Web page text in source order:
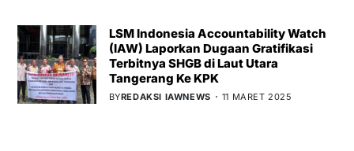
LSM Indonesia Accountability Watch
(IAW) Laporkan Dugaan Gratifikasi
Terbitnya SHGB di Laut Utara
Tangerang Ke KPK
BYREDAKSI IAWNEWS 11 MARET 2025